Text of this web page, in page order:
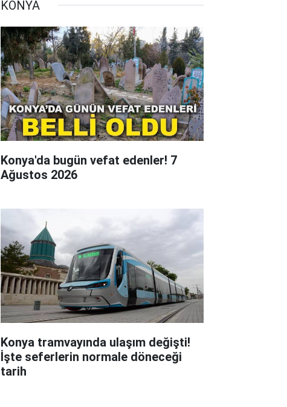
KONYA
Konya'da bugün vefat edenler! 7
Ağustos 2026
Konya tramvayında ulaşım değişti!
İşte seferlerin normale döneceği
tarih